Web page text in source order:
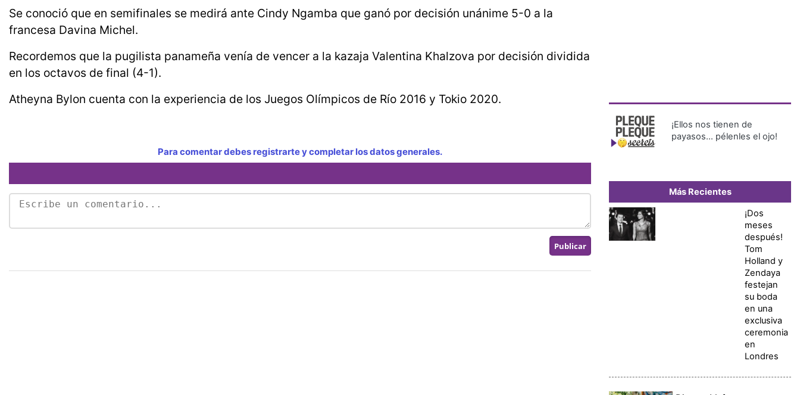
Se conoció que en semifinales se medirá ante Cindy Ngamba que ganó por decisión unánime 5-0 a la
francesa Davina Michel.
Recordemos que la pugilista panameña venía de vencer a la kazaja Valentina Khalzova por decisión dividida
en los octavos de final (4-1).
Atheyna Bylon cuenta con la experiencia de los Juegos Olímpicos de Río 2016 y Tokio 2020.
Para comentar debes registrarte y completar los datos generales.
¡Ellos nos tienen de
payasos… pélenles el ojo!
Más Recientes
¡Dos
meses
después!
Tom
Holland y
Zendaya
festejan
su boda
en una
exclusiva
ceremonia
en
Londres